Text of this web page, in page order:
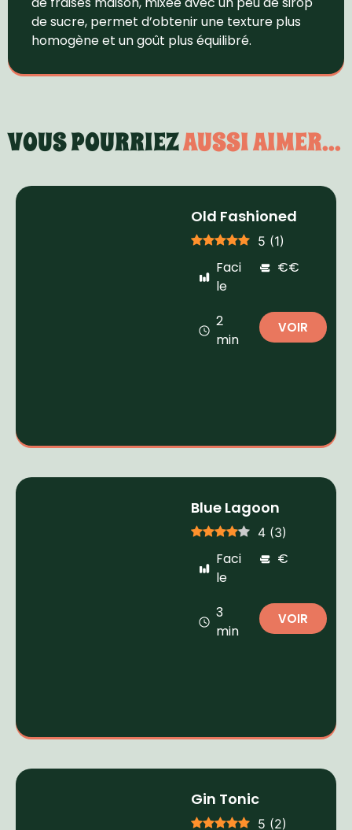
de sucre, permet d’obtenir une texture plus
homogène et un goût plus équilibré.
VOUS POURRIEZAUSSI AIMER...
Old Fashioned
5 (1)
Faci
le
€€
2
min
VOIR
Blue Lagoon
4 (3)
Faci
le
€
3
min
VOIR
Gin Tonic
5 (2)